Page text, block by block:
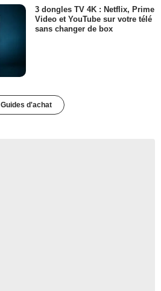
3 dongles TV 4K : Netflix, Prime
Video et YouTube sur votre télé
sans changer de box
Guides d'achat